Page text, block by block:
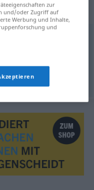
zur
und/oder Zugriff auf
Werbung und Inhalte,
und